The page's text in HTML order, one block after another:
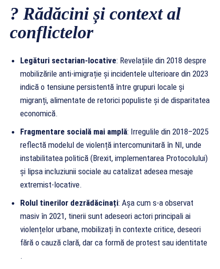
? Rădăcini și context al
conflictelor
Legături sectarian-locative: Revelațiile din 2018 despre
mobilizările anti-imigrație și incidentele ulterioare din 2023
indică o tensiune persistentă între grupuri locale și
migranți, alimentate de retorici populiste și de disparitatea
economică.
Fragmentare socială mai amplă: Irregulile din 2018–2025
reflectă modelul de violență intercomunitară în NI, unde
instabilitatea politică (Brexit, implementarea Protocolului)
și lipsa incluziunii sociale au catalizat adesea mesaje
extremist-locative.
Rolul tinerilor dezrădăcinați: Așa cum s-a observat
masiv în 2021, tinerii sunt adeseori actori principali ai
violențelor urbane, mobilizați în contexte critice, deseori
fără o cauză clară, dar ca formă de protest sau identitate
.